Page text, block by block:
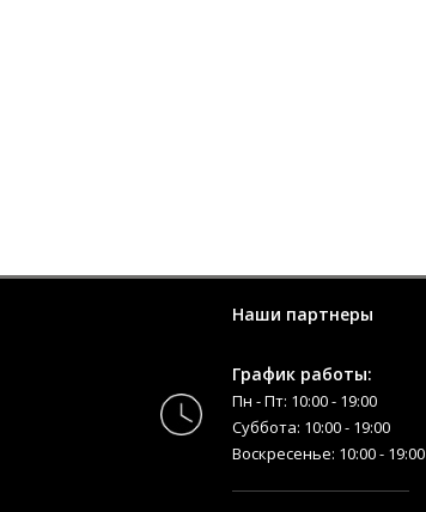
Наши партнеры
График работы:
Пн - Пт: 10:00 - 19:00
Суббота: 10:00 - 19:00
Воскресенье: 10:00 - 19:00